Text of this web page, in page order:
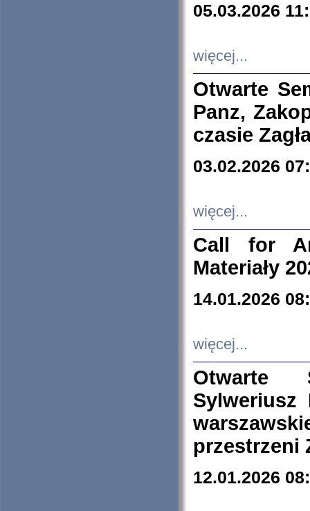
05.03.2026
więcej...
Otwarte
Panz,
czasie
03.02.2026
więcej...
Call for
Materiały
14.01.2026
więcej...
Otwarte
Sylweriusz
przestrzeni
12.01.2026